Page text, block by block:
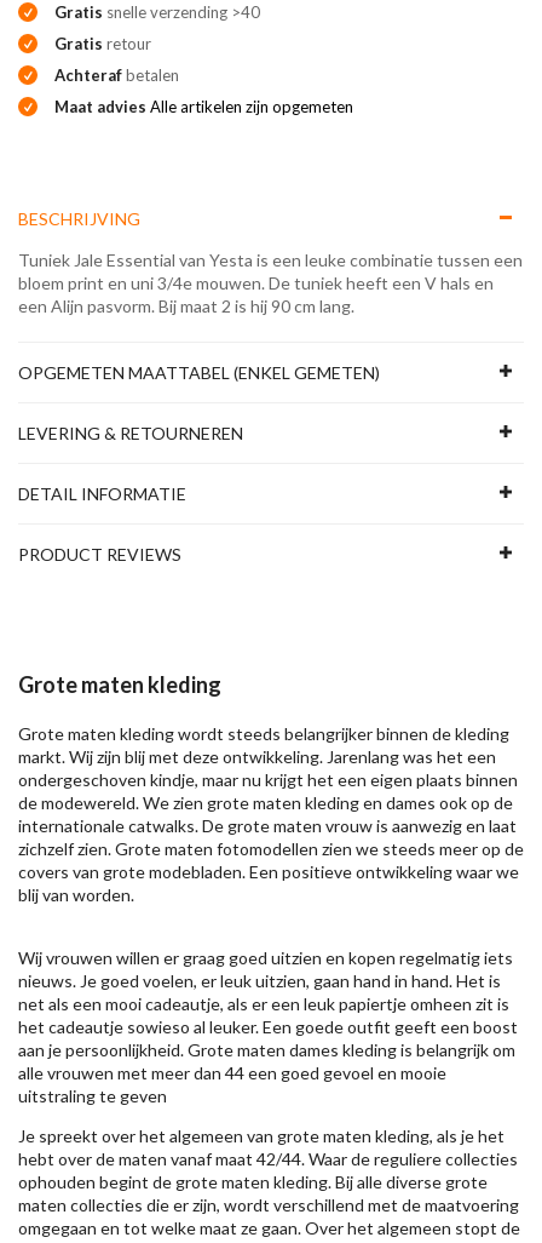
Gratis snelle verzending >40
Gratis retour
Achterafbetalen
Maat advies Alle artikelen zijn opgemeten
BESCHRIJVING
Tuniek Jale Essential van Yesta is een leuke combinatie tussen een
bloem print en uni 3/4e mouwen. De tuniek heeft een V hals en
een Alijn pasvorm. Bij maat 2 is hij 90 cm lang.
OPGEMETEN MAATTABEL (ENKEL GEMETEN)
LEVERING & RETOURNEREN
DETAIL INFORMATIE
PRODUCT REVIEWS
Grote maten kleding
Grote maten kleding wordt steeds belangrijker binnen de kleding
markt. Wij zijn blij met deze ontwikkeling. Jarenlang was het een
ondergeschoven kindje, maar nu krijgt het een eigen plaats binnen
de modewereld. We zien grote maten kleding en dames ook op de
internationale catwalks. De grote maten vrouw is aanwezig en laat
zichzelf zien. Grote maten fotomodellen zien we steeds meer op de
covers van grote modebladen. Een positieve ontwikkeling waar we
blij van worden.
Wij vrouwen willen er graag goed uitzien en kopen regelmatig iets
nieuws. Je goed voelen, er leuk uitzien, gaan hand in hand. Het is
net als een mooi cadeautje, als er een leuk papiertje omheen zit is
het cadeautje sowieso al leuker. Een goede outfit geeft een boost
aan je persoonlijkheid. Grote maten dames kleding is belangrijk om
alle vrouwen met meer dan 44 een goed gevoel en mooie
uitstraling te geven
Je spreekt over het algemeen van grote maten kleding, als je het
hebt over de maten vanaf maat 42/44. Waar de reguliere collecties
ophouden begint de grote maten kleding. Bij alle diverse grote
maten collecties die er zijn, wordt verschillend met de maatvoering
omgegaan en tot welke maat ze gaan. Over het algemeen stopt de